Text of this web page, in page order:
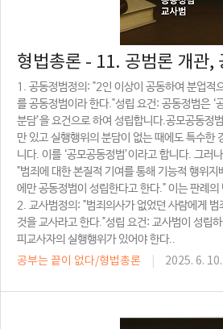
형법총론 - 11. 공범론 개관,
1. 공동정범정의: "2인 이상이 공동하여 분업적
를 공동정범이라 한다."성립 요건: 공동정범은 ‘
분담’을 요건으로 하여 성립합니다.공모공동정
만 있고 실행행위의 분담이 없는 때에도 특수한
니다. 이를 ‘공모공동정범’이라고 합니다. 그러
"범죄에 대한 본질적 기여를 통해 기능적 행위지
에만 공동정범이 성립한다고 한다." 이는 판례
2. 교사범정의: "범죄의사가 없었던 사람에게
것을 교사라고 한다."성립 요건: 교사범이 성립
피교사자의 실행행위가 있어야 한다..
공부는 끝이 없다/형법총론
2025. 6.